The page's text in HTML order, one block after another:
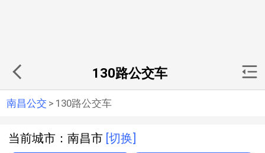
130路公交车
南昌公交 > 130路公交车
当前城市：南昌市 [切换]